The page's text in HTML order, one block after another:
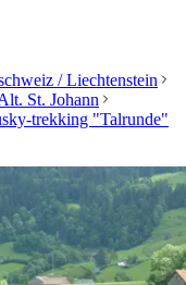
/ Liechtenstein
St. Johann
trekking "Talrunde"